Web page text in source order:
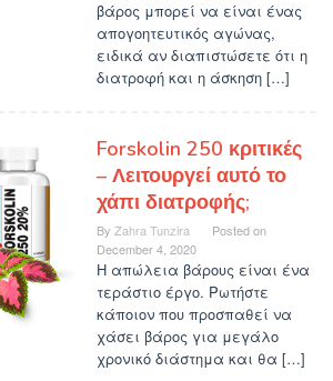
βάρος μπορεί να είναι ένας
απογοητευτικός αγώνας,
ειδικά αν διαπιστώσετε ότι η
διατροφή και η άσκηση […]
Forskolin 250 κριτικές
– Λειτουργεί αυτό το
χάπι διατροφής;
By Zahra Tunzira
Posted on
December 4, 2020
Η απώλεια βάρους είναι ένα
τεράστιο έργο. Ρωτήστε
κάποιον που προσπαθεί να
χάσει βάρος για μεγάλο
χρονικό διάστημα και θα […]